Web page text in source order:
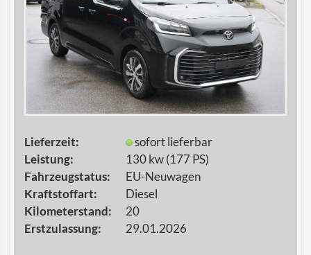
Lieferzeit:
Leistung:
Fahrzeugstatus:
Kraftstoffart:
Kilometerstand:
Erstzulassung:
sofort lieferbar
130 kw (177 PS)
EU-Neuwagen
Diesel
20
29.01.2026